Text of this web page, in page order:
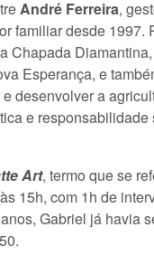
André Ferreira,
familiar desde
Chapada
Esperança, e
desenvolver a
e
Art, termo que se
15h, com 1h de
Gabriel já havia